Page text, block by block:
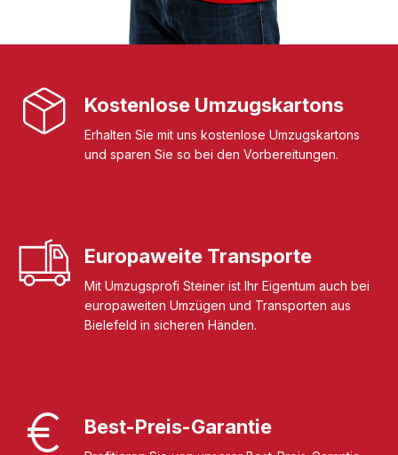
Kostenlose Umzugskartons
Erhalten Sie mit uns kostenlose Umzugskartons
und sparen Sie so bei den Vorbereitungen.
Europaweite Transporte
Mit Umzugsprofi Steiner ist Ihr Eigentum auch bei
europaweiten Umzügen und Transporten aus
Bielefeld in sicheren Händen.
Best-Preis-Garantie